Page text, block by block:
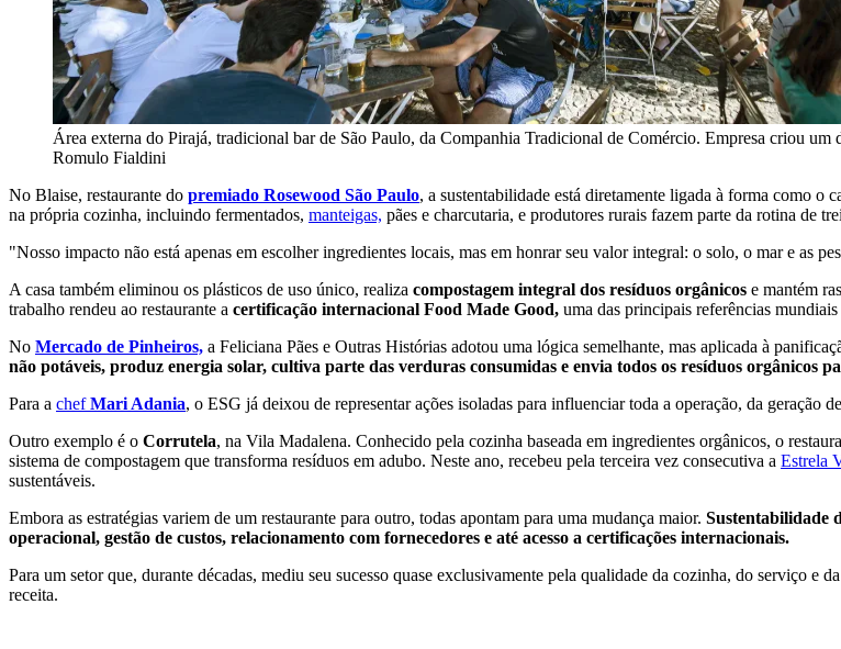
Área externa do Pirajá, tradicional bar de São Paulo, da Companhia Tradicional de Comércio. Empresa criou um
Romulo Fialdini
No Blaise, restaurante do premiado Rosewood São Paulo, a sustentabilidade está diretamente ligada à forma como o
na própria cozinha, incluindo fermentados, manteigas, pães e charcutaria, e produtores rurais fazem parte da rotina de
"Nosso impacto não está apenas em escolher ingredientes locais, mas em honrar seu valor integral: o solo, o mar e as
A casa também eliminou os plásticos de uso único, realiza compostagem integral dos resíduos orgânicos e mantém
trabalho rendeu ao restaurante a certificação internacional Food Made Good, uma das principais referências
No Mercado de Pinheiros, a Feliciana Pães e Outras Histórias adotou uma lógica semelhante, mas aplicada à
não potáveis, produz energia solar, cultiva parte das verduras consumidas e envia todos os resíduos orgânicos
Para a chefMari Adania, o ESG já deixou de representar ações isoladas para influenciar toda a operação, da geração
Outro exemplo é o Corrutela, na Vila Madalena. Conhecido pela cozinha baseada em ingredientes orgânicos, o
sistema de compostagem que transforma resíduos em adubo. Neste ano, recebeu pela terceira vez consecutiva a Estrela
sustentáveis.
Embora as estratégias variem de um restaurante para outro, todas apontam para uma mudança maior. Sustentabilidade
operacional, gestão de custos, relacionamento com fornecedores e até acesso a certificações internacionais.
Para um setor que, durante décadas, mediu seu sucesso quase exclusivamente pela qualidade da cozinha, do serviço e
receita.